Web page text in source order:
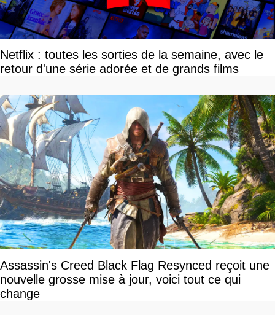
Netflix : toutes les sorties de la semaine, avec le
retour d'une série adorée et de grands films
Assassin's Creed Black Flag Resynced reçoit une
nouvelle grosse mise à jour, voici tout ce qui
change